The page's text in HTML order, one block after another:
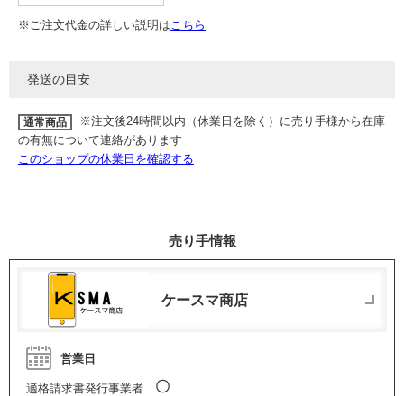
※ご注文代金の詳しい説明はこちら
発送の目安
通常商品
※注文後24時間以内（休業日を除く）に売り手様から在庫
の有無について連絡があります
このショップの休業日を確認する
売り手情報
ケースマ商店
営業日
適格請求書発行事業者 〇